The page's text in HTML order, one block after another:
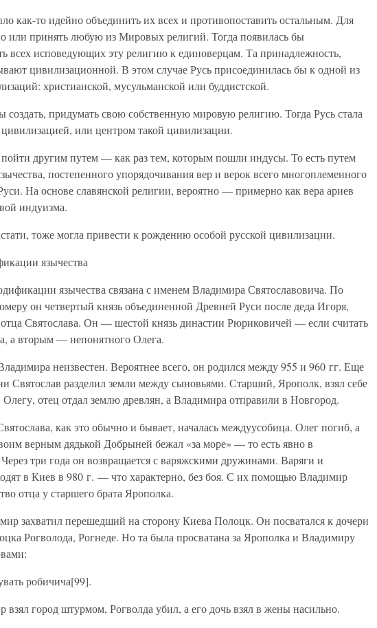
как-то идейно объединить их всех и противопоставить остальным. Для
или принять любую из Мировых религий. Тогда появилась бы
всех исповедующих эту религию к единоверцам. Та принадлежность,
цивилизационной. В этом случае Русь присоединилась бы к одной из
христианской, мусульманской или буддистской.
придумать свою собственную мировую религию. Тогда Русь стала
или центром такой цивилизации.
другим путем — как раз тем, которым пошли индусы. То есть путем
постепенного упорядочивания вер и верок всего многоплеменного
На основе славянской религии, вероятно — примерно как вера ариев
индуизма.
тоже могла привести к рождению особой русской цивилизации.
язычества
язычества связана с именем Владимира Святославовича. По
он четвертый князь объединенной Древней Руси после деда Игоря,
Святослава. Он — шестой князь династии Рюриковичей — если считать
а вторым — непонятного Олега.
неизвестен. Вероятнее всего, он родился между 955 и 960 гг. Еще
Святослав разделил земли между сыновьями. Старший, Ярополк, взял себе
отец отдал землю древлян, а Владимира отправили в Новгород.
как это обычно и бывает, началась междуусобица. Олег погиб, а
верным дядькой Добрыней бежал «за море» — то есть явно в
три года он возвращается с варяжскими дружинами. Варяги и
в Киев в 980 г. — что характерно, без боя. С их помощью Владимир
отца у старшего брата Ярополка.
захватил перешедший на сторону Киева Полоцк. Он посватался к дочери
Рогволода, Рогнеде. Но та была просватана за Ярополка и Владимиру
робичича[99].
взял город штурмом, Рогволда убил, а его дочь взял в жены насильно.